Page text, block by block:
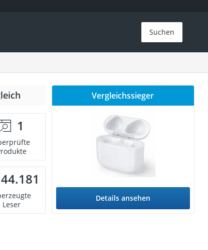
Suchen
1
44.181
Leser
Vergleichssieger
Details ansehen